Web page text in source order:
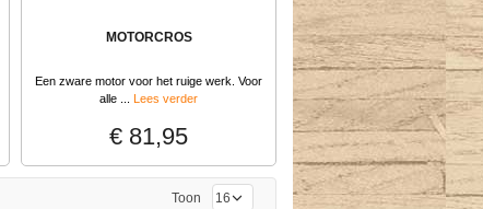
MOTORCROS
Een zware motor voor het ruige werk. Voor
alle ... Lees verder
€ 81,95
Toon